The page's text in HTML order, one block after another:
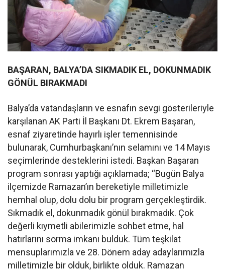
BAŞARAN, BALYA’DA SIKMADIK EL, DOKUNMADIK
GÖNÜL BIRAKMADI
Balya’da vatandaşların ve esnafın sevgi gösterileriyle
karşılanan AK Parti İl Başkanı Dt. Ekrem Başaran,
esnaf ziyaretinde hayırlı işler temennisinde
bulunarak, Cumhurbaşkanı’nın selamını ve 14 Mayıs
seçimlerinde desteklerini istedi. Başkan Başaran
program sonrası yaptığı açıklamada; “Bugün Balya
ilçemizde Ramazan’ın bereketiyle milletimizle
hemhal olup, dolu dolu bir program gerçekleştirdik.
Sıkmadık el, dokunmadık gönül bırakmadık. Çok
değerli kıymetli abilerimizle sohbet etme, hal
hatırlarını sorma imkanı bulduk. Tüm teşkilat
mensuplarımızla ve 28. Dönem aday adaylarımızla
milletimizle bir olduk, birlikte olduk. Ramazan